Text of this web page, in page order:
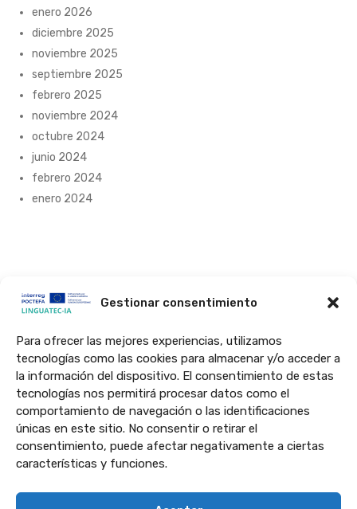
Gestionar consentimiento
Para ofrecer las mejores experiencias, utilizamos
tecnologías como las cookies para almacenar y/o acceder a
la información del dispositivo. El consentimiento de estas
tecnologías nos permitirá procesar datos como el
comportamiento de navegación o las identificaciones
únicas en este sitio. No consentir o retirar el
consentimiento, puede afectar negativamente a ciertas
características y funciones.
enero 2026
diciembre 2025
noviembre 2025
septiembre 2025
febrero 2025
noviembre 2024
octubre 2024
junio 2024
febrero 2024
enero 2024
El proyecto LINGUATEC-IA ha sido cofinanciado al 65% por la Unión
Europea a través del Programa Interreg VI-A España-Francia-Andorra
(POCTEFA 2021-2027). El objetivo del POCTEFA es reforzar la
integración económica y social de la zona fronteriza España-Francia-
Andorra.